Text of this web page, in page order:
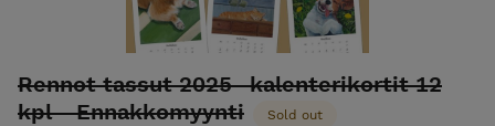
Rennot tassut 2025 -kalenterikortit 12
kpl - Ennakkomyynti
Sold out